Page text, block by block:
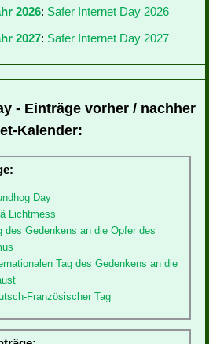
2026: Safer Internet Day 2026
2027: Safer Internet Day 2027
- Einträge vorher / nachher
Kalender:
Day
Lichtmess
des Gedenkens an die Opfer des
Tag des Gedenkens an die
Französischer Tag